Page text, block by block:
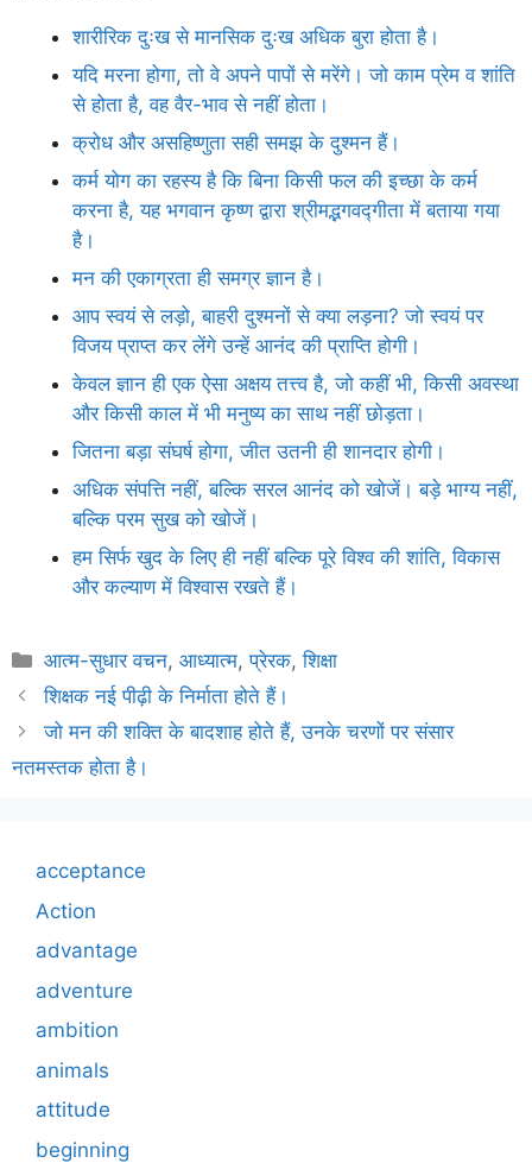
शारीरिक दुःख से मानसिक दुःख अधिक बुरा होता है।
यदि मरना होगा, तो वे अपने पापों से मरेंगे। जो काम प्रेम व शांति
से होता है, वह वैर-भाव से नहीं होता।
क्रोध और असहिष्णुता सही समझ के दुश्मन हैं।
कर्म योग का रहस्य है कि बिना किसी फल की इच्छा के कर्म
करना है, यह भगवान कृष्ण द्वारा श्रीमद्भगवद्गीता में बताया गया
है।
मन की एकाग्रता ही समग्र ज्ञान है।
आप स्वयं से लड़ो, बाहरी दुश्मनों से क्या लड़ना? जो स्वयं पर
विजय प्राप्त कर लेंगे उन्हें आनंद की प्राप्ति होगी।
केवल ज्ञान ही एक ऐसा अक्षय तत्त्व है, जो कहीं भी, किसी अवस्था
और किसी काल में भी मनुष्य का साथ नहीं छोड़ता।
जितना बड़ा संघर्ष होगा, जीत उतनी ही शानदार होगी।
अधिक संपत्ति नहीं, बल्कि सरल आनंद को खोजें। बड़े भाग्य नहीं,
बल्कि परम सुख को खोजें।
हम सिर्फ खुद के लिए ही नहीं बल्कि पूरे विश्व की शांति, विकास
और कल्याण में विश्वास रखते हैं।
Categories
आत्म-सुधार वचन,आध्यात्म,प्रेरक,शिक्षा
शिक्षक नई पीढ़ी के निर्माता होते हैं।
जो मन की शक्ति के बादशाह होते हैं, उनके चरणों पर संसार
नतमस्तक होता है।
acceptance
Action
advantage
adventure
ambition
animals
attitude
beginning